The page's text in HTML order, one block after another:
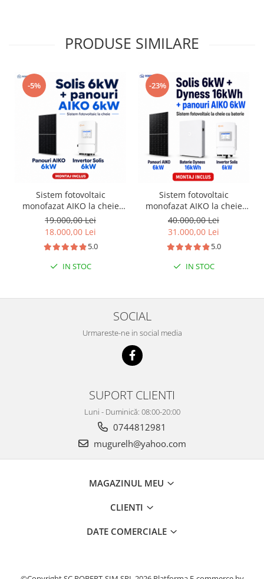
PRODUSE SIMILARE
-5%
Sistem fotovoltaic
monofazat AIKO la cheie
6kW + instalare
19.000,00 Lei
18.000,00 Lei
5.0
IN STOC
-23%
Sistem fotovoltaic
monofazat AIKO la cheie
6kW + baterie Dyness
16kWh + instalare
40.000,00 Lei
31.000,00 Lei
5.0
IN STOC
SOCIAL
Urmareste-ne in social media
SUPORT CLIENTI
Luni - Duminică: 08:00-20:00
0744812981
mugurelh@yahoo.com
MAGAZINUL MEU
CLIENTI
DATE COMERCIALE